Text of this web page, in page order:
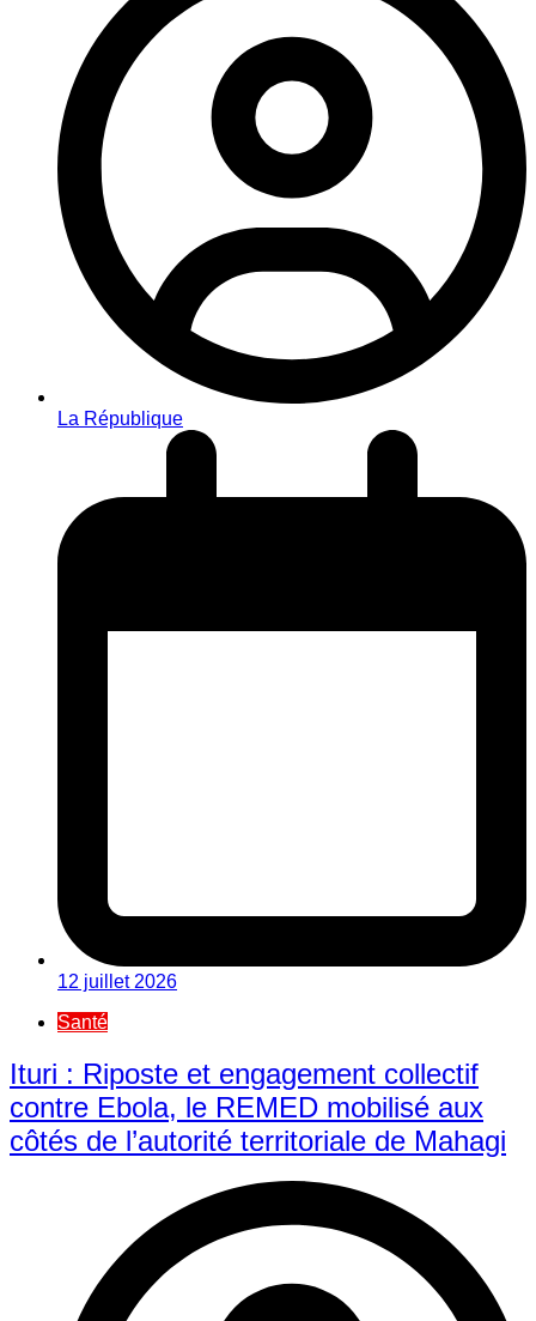
La République
12 juillet 2026
Santé
Ituri : Riposte et engagement collectif
contre Ebola, le REMED mobilisé aux
côtés de l’autorité territoriale de Mahagi